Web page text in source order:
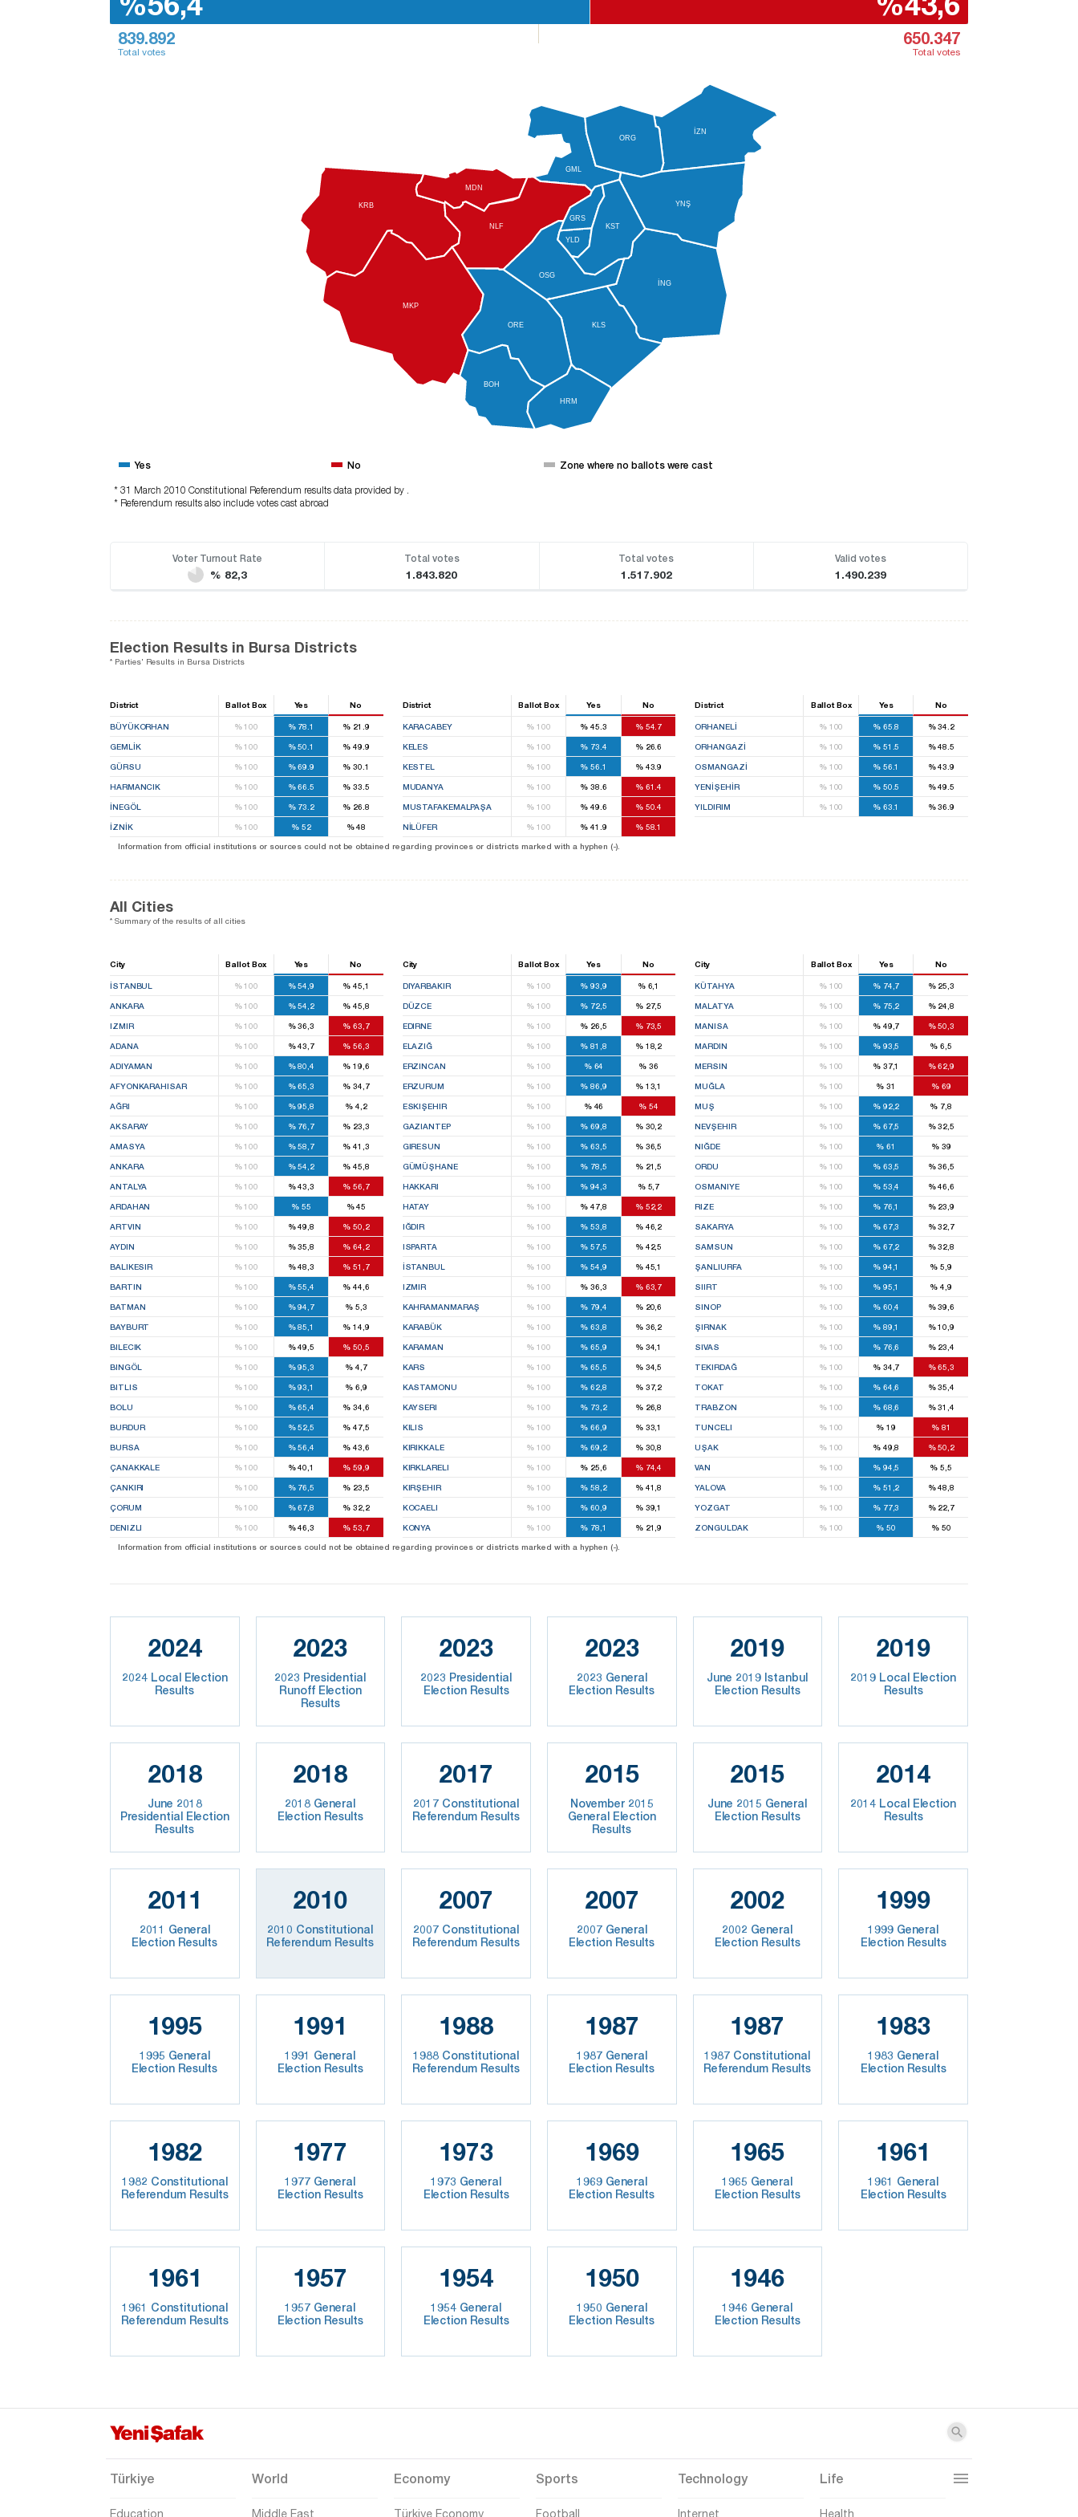
839.892
Total votes
650.347
Total votes
GML
İNG
İZN
KRB
KLS
MDN
MKP
ORE
ORG
YNŞ
BOH
HRM
NLF
OSG
YLD
GRS
KST
Yes No Zone where no ballots were cast
* 31 March 2010 Constitutional Referendum results data provided by .
* Referendum results also include votes cast abroad
Voter Turnout Rate
% 82,3
Total votes
1.843.820
Total votes
1.517.902
Valid votes
1.490.239
Election Results in Bursa Districts
* Parties' Results in Bursa Districts
District Ballot Box Yes No District Ballot Box Yes No District Ballot Box Yes No
BÜYÜKORHAN %100 %78.1 % 21.9
GEMLİK %100 %50.1 % 49.9
GÜRSU %100 %69.9 % 30.1
HARMANCIK %100 %66.5 % 33.5
İNEGÖL %100 %73.2 % 26.8
İZNİK %100 %52 %48
KARACABEY % 100 % 45.3 %54.7
KELES % 100 % 73.4 %26.6
KESTEL % 100 % 56.1 %43.9
MUDANYA % 100 % 38.6 %61.4
MUSTAFAKEMALPAŞA % 100 % 49.6 %50.4
NİLÜFER % 100 % 41.9 %58.1
ORHANELİ %100 %65.8 %34.2
ORHANGAZİ %100 %51.5 %48.5
OSMANGAZİ %100 %56.1 %43.9
YENİŞEHİR %100 %50.5 %49.5
YILDIRIM %100 %63.1 %36.9
Information from official institutions or sources could not be obtained regarding provinces or districts marked with a hyphen (-).
All Cities
* Summary of the results of all cities
City Ballot Box Yes No City Ballot Box Yes No City Ballot Box Yes No
İSTANBUL %100 %54,9 % 45,1
ANKARA %100 %54,2 % 45,8
IZMIR %100 %36,3 % 63,7
ADANA %100 %43,7 % 56,3
ADIYAMAN %100 %80,4 % 19,6
AFYONKARAHISAR %100 %65,3 % 34,7
AĞRI %100 %95,8 % 4,2
AKSARAY %100 %76,7 % 23,3
AMASYA %100 %58,7 % 41,3
ANKARA %100 %54,2 % 45,8
ANTALYA %100 %43,3 % 56,7
ARDAHAN %100 %55 %45
ARTVIN %100 %49,8 % 50,2
AYDIN %100 %35,8 % 64,2
BALIKESIR %100 %48,3 % 51,7
BARTIN %100 %55,4 % 44,6
BATMAN %100 %94,7 % 5,3
BAYBURT %100 %85,1 % 14,9
BILECIK %100 %49,5 % 50,5
BINGÖL %100 %95,3 % 4,7
BITLIS %100 %93,1 % 6,9
BOLU %100 %65,4 % 34,6
BURDUR %100 %52,5 % 47,5
BURSA %100 %56,4 % 43,6
ÇANAKKALE %100 %40,1 % 59,9
ÇANKIRI %100 %76,5 % 23,5
ÇORUM %100 %67,8 % 32,2
DENIZLI %100 %46,3 % 53,7
DIYARBAKIR % 100 % 93,9 %6,1
DÜZCE % 100 % 72,5 %27,5
EDIRNE % 100 % 26,5 %73,5
ELAZIĞ % 100 % 81,8 %18,2
ERZINCAN % 100 %64 % 36
ERZURUM % 100 % 86,9 %13,1
ESKIŞEHIR % 100 %46 % 54
GAZIANTEP % 100 % 69,8 %30,2
GIRESUN % 100 % 63,5 %36,5
GÜMÜŞHANE % 100 % 78,5 %21,5
HAKKARI % 100 % 94,3 %5,7
HATAY % 100 % 47,8 %52,2
IĞDIR % 100 % 53,8 %46,2
ISPARTA % 100 % 57,5 %42,5
İSTANBUL % 100 % 54,9 %45,1
IZMIR % 100 % 36,3 %63,7
KAHRAMANMARAŞ % 100 % 79,4 %20,6
KARABÜK % 100 % 63,8 %36,2
KARAMAN % 100 % 65,9 %34,1
KARS % 100 % 65,5 %34,5
KASTAMONU % 100 % 62,8 %37,2
KAYSERI % 100 % 73,2 %26,8
KILIS % 100 % 66,9 %33,1
KIRIKKALE % 100 % 69,2 %30,8
KIRKLARELI % 100 % 25,6 %74,4
KIRŞEHIR % 100 % 58,2 %41,8
KOCAELI % 100 % 60,9 %39,1
KONYA % 100 % 78,1 %21,9
KÜTAHYA %100 %74,7 %25,3
MALATYA %100 %75,2 %24,8
MANISA %100 %49,7 %50,3
MARDIN %100 %93,5 % 6,5
MERSIN %100 %37,1 %62,9
MUĞLA %100 % 31 %69
MUŞ %100 %92,2 % 7,8
NEVŞEHIR %100 %67,5 %32,5
NIĞDE %100 % 61 %39
ORDU %100 %63,5 %36,5
OSMANIYE %100 %53,4 %46,6
RIZE %100 %76,1 %23,9
SAKARYA %100 %67,3 %32,7
SAMSUN %100 %67,2 %32,8
ŞANLIURFA %100 %94,1 % 5,9
SIIRT %100 %95,1 % 4,9
SINOP %100 %60,4 %39,6
ŞIRNAK %100 %89,1 %10,9
SIVAS %100 %76,6 %23,4
TEKIRDAĞ %100 %34,7 %65,3
TOKAT %100 %64,6 %35,4
TRABZON %100 %68,6 %31,4
TUNCELI %100 % 19 %81
UŞAK %100 %49,8 %50,2
VAN %100 %94,5 % 5,5
YALOVA %100 %51,2 %48,8
YOZGAT %100 %77,3 %22,7
ZONGULDAK %100 % 50 %50
Information from official institutions or sources could not be obtained regarding provinces or districts marked with a hyphen (-).
2024
2024 Local Election
Results
2023
2023 Presidential
Runoff Election
Results
2023
2023 Presidential
Election Results
2023
2023 General
Election Results
2019
June 2019 Istanbul
Election Results
2019
2019 Local Election
Results
2018
June 2018
Presidential Election
Results
2018
2018 General
Election Results
2017
2017 Constitutional
Referendum Results
2015
November 2015
General Election
Results
2015
June 2015 General
Election Results
2014
2014 Local Election
Results
2011
2011 General
Election Results
2010
2010 Constitutional
Referendum Results
2007
2007 Constitutional
Referendum Results
2007
2007 General
Election Results
2002
2002 General
Election Results
1999
1999 General
Election Results
1995
1995 General
Election Results
1991
1991 General
Election Results
1988
1988 Constitutional
Referendum Results
1987
1987 General
Election Results
1987
1987 Constitutional
Referendum Results
1983
1983 General
Election Results
1982
1982 Constitutional
Referendum Results
1977
1977 General
Election Results
1973
1973 General
Election Results
1969
1969 General
Election Results
1965
1965 General
Election Results
1961
1961 General
Election Results
1961
1961 Constitutional
Referendum Results
1957
1957 General
Election Results
1954
1954 General
Election Results
1950
1950 General
Election Results
1946
1946 General
Election Results
Türkiye
Education
World
Middle East
Economy
Türkiye Economy
Sports
Football
Technology
Internet
Life
Health